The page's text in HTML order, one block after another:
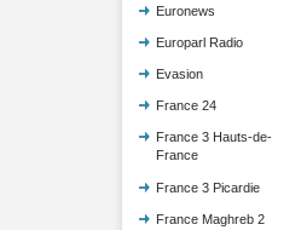
Euronews
Europarl Radio
Evasion
France 24
France 3 Hauts-de-
France
France 3 Picardie
France Maghreb 2